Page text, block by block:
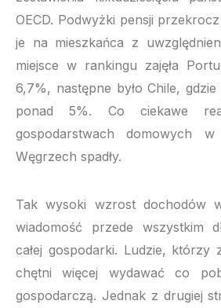
OECD. Podwyżki pensji
je na mieszkańca z
miejsce w rankingu zajęła
6,7%, następne było Chile,
ponad 5%. Co ciekawe
gospodarstwach domowych
Węgrzech spadły.
Tak wysoki wzrost dochodów
wiadomość przede wszystkim
całej gospodarki. Ludzie, którzy
chętni więcej wydawać co
gospodarczą. Jednak z drugiej